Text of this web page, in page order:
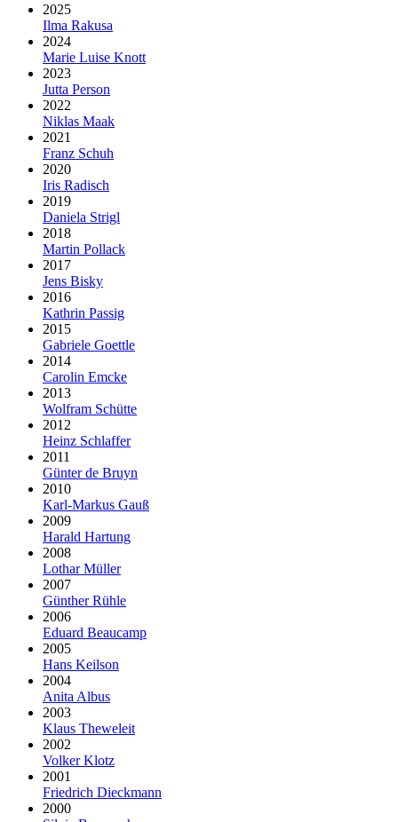
2025
Ilma Rakusa
2024
Marie Luise Knott
2023
Jutta Person
2022
Niklas Maak
2021
Franz Schuh
2020
Iris Radisch
2019
Daniela Strigl
2018
Martin Pollack
2017
Jens Bisky
2016
Kathrin Passig
2015
Gabriele Goettle
2014
Carolin Emcke
2013
Wolfram Schütte
2012
Heinz Schlaffer
2011
Günter de Bruyn
2010
Karl-Markus Gauß
2009
Harald Hartung
2008
Lothar Müller
2007
Günther Rühle
2006
Eduard Beaucamp
2005
Hans Keilson
2004
Anita Albus
2003
Klaus Theweleit
2002
Volker Klotz
2001
Friedrich Dieckmann
2000